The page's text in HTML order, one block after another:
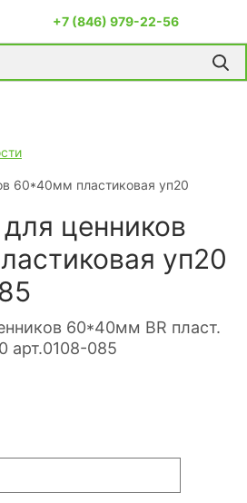
+7 (846) 979-22-56
60*40мм пластиковая уп20
ценников
уп20